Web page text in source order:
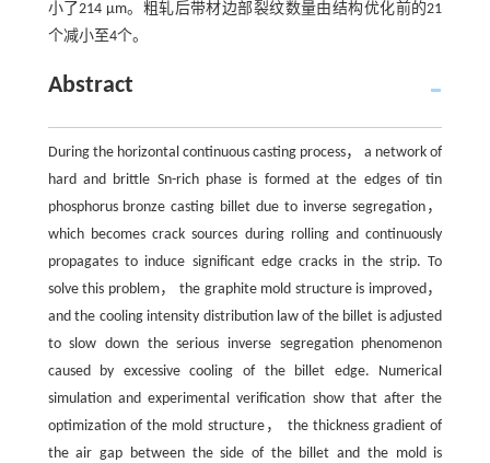
小了214 μm。粗轧后带材边部裂纹数量由结构优化前的21
个减小至4个。
Abstract
During the horizontal continuous casting process， a network of
hard and brittle Sn-rich phase is formed at the edges of tin
phosphorus bronze casting billet due to inverse segregation，
which becomes crack sources during rolling and continuously
propagates to induce significant edge cracks in the strip. To
solve this problem， the graphite mold structure is improved，
and the cooling intensity distribution law of the billet is adjusted
to slow down the serious inverse segregation phenomenon
caused by excessive cooling of the billet edge. Numerical
simulation and experimental verification show that after the
optimization of the mold structure， the thickness gradient of
the air gap between the side of the billet and the mold is